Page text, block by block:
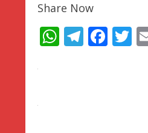
Share Now